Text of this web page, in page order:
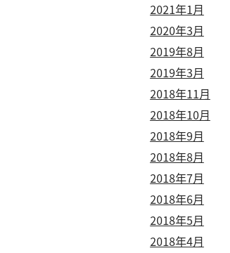
2021年1月
2020年3月
2019年8月
2019年3月
2018年11月
2018年10月
2018年9月
2018年8月
2018年7月
2018年6月
2018年5月
2018年4月